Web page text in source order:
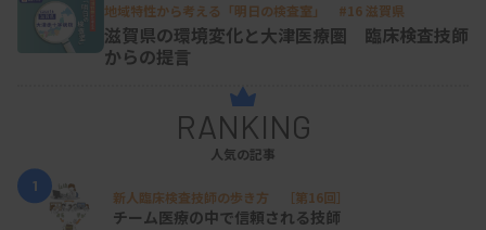
地域特性から考える「明日の検査室」 #16 滋賀県
滋賀県の環境変化と大津医療圏 臨床検査技師
からの提言
RANKING
人気の記事
1
新人臨床検査技師の歩き方 ［第16回］
チーム医療の中で信頼される技師